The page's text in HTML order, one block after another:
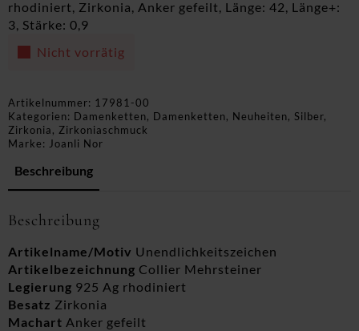
rhodiniert, Zirkonia, Anker gefeilt, Länge: 42, Länge+:
3, Stärke: 0,9
Nicht vorrätig
Artikelnummer: 17981-00
Kategorien: Damenketten, Damenketten, Neuheiten, Silber,
Zirkonia, Zirkoniaschmuck
Marke: Joanli Nor
Beschreibung
Beschreibung
Artikelname/Motiv Unendlichkeitszeichen
Artikelbezeichnung Collier Mehrsteiner
Legierung 925 Ag rhodiniert
Besatz Zirkonia
Machart Anker gefeilt